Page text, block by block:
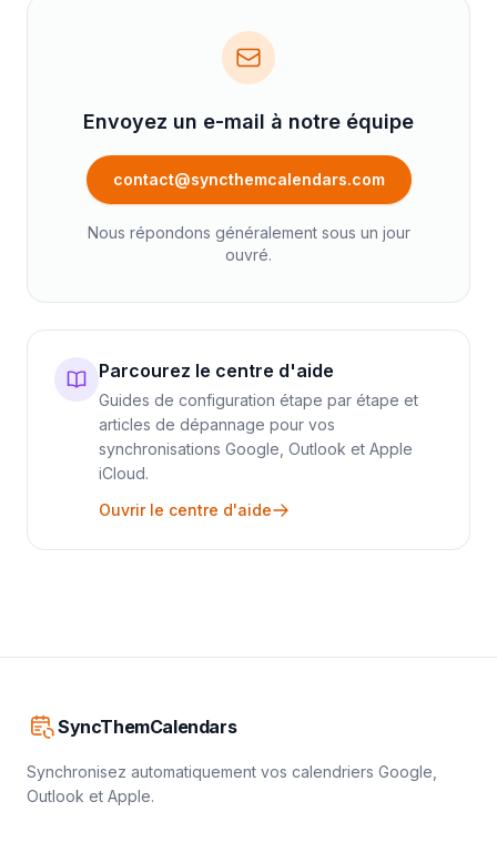
Envoyez un e-mail à notre équipe
contact@syncthemcalendars.com
Nous répondons généralement sous un jour
ouvré.
Parcourez le centre d'aide
Guides de configuration étape par étape et
articles de dépannage pour vos
synchronisations Google, Outlook et Apple
iCloud.
Ouvrir le centre d'aide
SyncThemCalendars
Synchronisez automatiquement vos calendriers Google,
Outlook et Apple.